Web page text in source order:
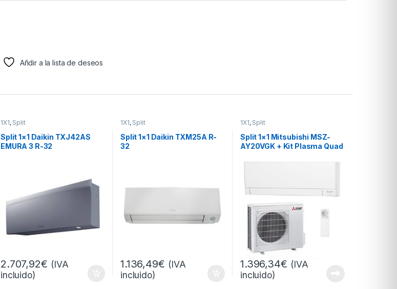
Añdir a la lista de deseos
1X1, Split
Split 1×1 Daikin TXJ42AS
EMURA 3 R-32
2.707,92€ (IVA
incluido)
1X1, Split
Split 1×1 Daikin TXM25A R-
32
1.136,49€ (IVA
incluido)
1X1, Split
Split 1×1 Mitsubishi MSZ-
AY20VGK + Kit Plasma Quad
1.396,34€ (IVA
incluido)